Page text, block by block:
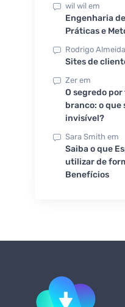
wil wil em
Engenharia
Práticas e
Rodrigo Almeida
Sites de
Zer em
O segredo
branco: o que
invisível?
Sara Smith em
Saiba o que
utilizar de
Benefícios